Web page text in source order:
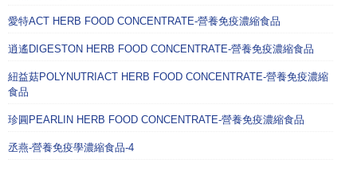
愛特ACT HERB FOOD CONCENTRATE-營養免疫濃縮食品
逍遙DIGESTON HERB FOOD CONCENTRATE-營養免疫濃縮食品
紐益菇POLYNUTRIACT HERB FOOD CONCENTRATE-營養免疫濃縮
食品
珍圓PEARLIN HERB FOOD CONCENTRATE-營養免疫濃縮食品
丞燕-營養免疫學濃縮食品-4